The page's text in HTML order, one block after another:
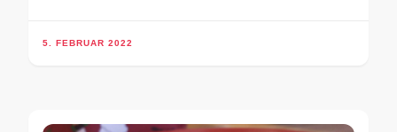
5. FEBRUAR 2022